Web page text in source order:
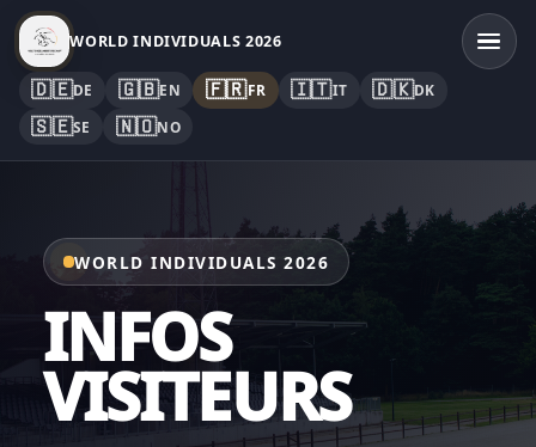
WORLD INDIVIDUALS 2026
🇩🇪DE 🇬🇧EN 🇫🇷FR 🇮🇹IT 🇩🇰DK
🇸🇪SE 🇳🇴NO
WORLD INDIVIDUALS 2026
INFOS
VISITEURS